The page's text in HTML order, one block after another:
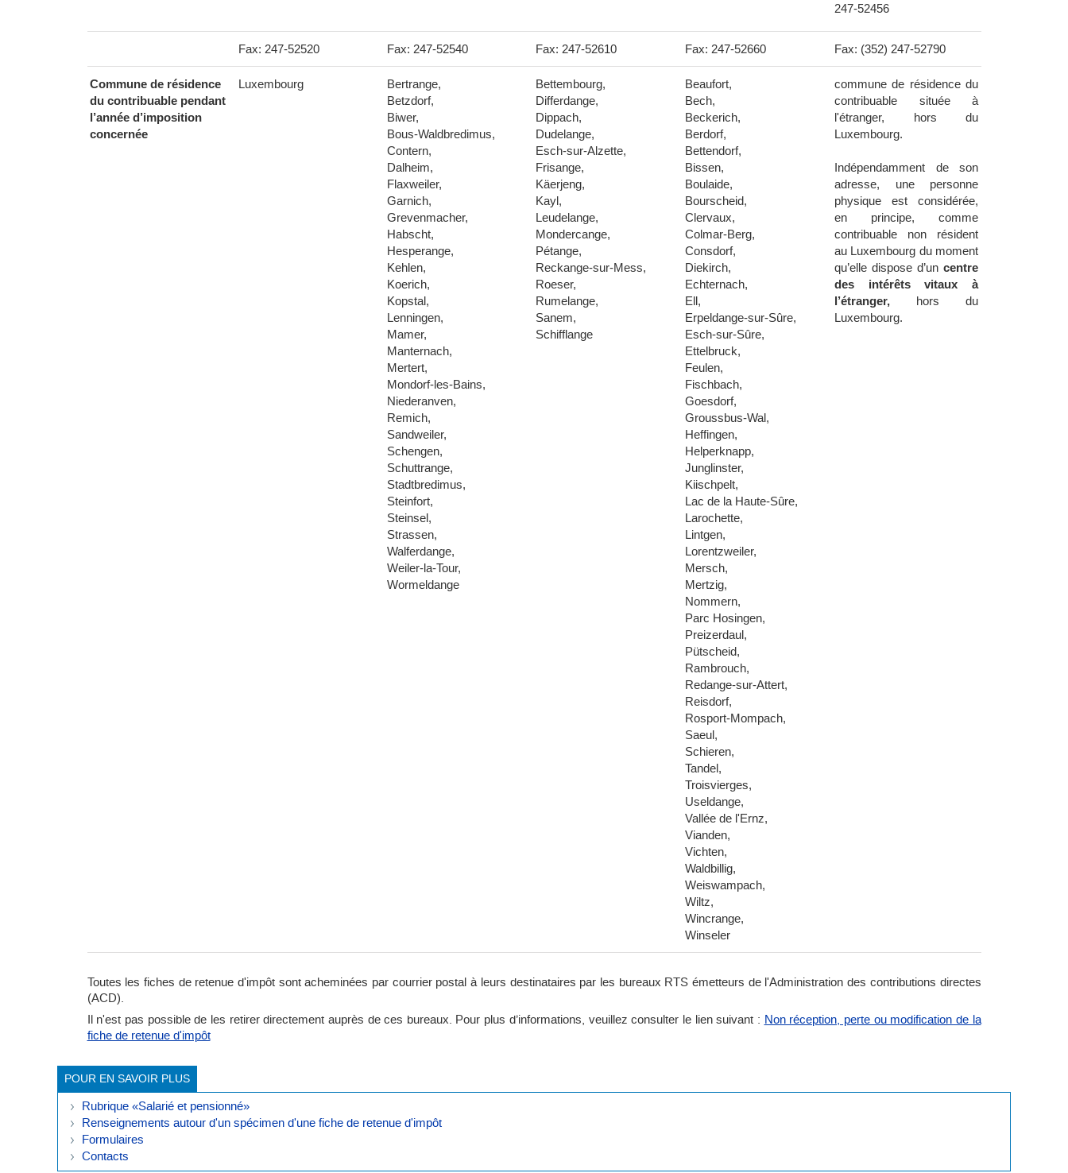
247-52456
Fax: 247-52520 Fax: 247-52540 Fax: 247-52610 Fax: 247-52660 Fax: (352) 247-52790
Commune de résidence
du contribuable pendant
l’année d’imposition
concernée
Luxembourg
Bertrange,
Betzdorf,
Biwer,
Bous-Waldbredimus,
Contern,
Dalheim,
Flaxweiler,
Garnich,
Grevenmacher,
Habscht,
Hesperange,
Kehlen,
Koerich,
Kopstal,
Lenningen,
Mamer,
Manternach,
Mertert,
Mondorf-les-Bains,
Niederanven,
Remich,
Sandweiler,
Schengen,
Schuttrange,
Stadtbredimus,
Steinfort,
Steinsel,
Strassen,
Walferdange,
Weiler-la-Tour,
Wormeldange
Bettembourg,
Differdange,
Dippach,
Dudelange,
Esch-sur-Alzette,
Frisange,
Käerjeng,
Kayl,
Leudelange,
Mondercange,
Pétange,
Reckange-sur-Mess,
Roeser,
Rumelange,
Sanem,
Schifflange
Beaufort,
Bech,
Beckerich,
Berdorf,
Bettendorf,
Bissen,
Boulaide,
Bourscheid,
Clervaux,
Colmar-Berg,
Consdorf,
Diekirch,
Echternach,
Ell,
Erpeldange-sur-Sûre,
Esch-sur-Sûre,
Ettelbruck,
Feulen,
Fischbach,
Goesdorf,
Groussbus-Wal,
Heffingen,
Helperknapp,
Junglinster,
Kiischpelt,
Lac de la Haute-Sûre,
Larochette,
Lintgen,
Lorentzweiler,
Mersch,
Mertzig,
Nommern,
Parc Hosingen,
Preizerdaul,
Pütscheid,
Rambrouch,
Redange-sur-Attert,
Reisdorf,
Rosport-Mompach,
Saeul,
Schieren,
Tandel,
Troisvierges,
Useldange,
Vallée de l'Ernz,
Vianden,
Vichten,
Waldbillig,
Weiswampach,
Wiltz,
Wincrange,
Winseler
commune de résidence du
contribuable située à
l'étranger, hors du
Luxembourg.
Indépendamment de son
adresse, une personne
physique est considérée,
en principe, comme
contribuable non résident
au Luxembourg du moment
qu’elle dispose d’un centre
des intérêts vitaux à
l’étranger, hors du
Luxembourg.
Toutes les fiches de retenue d'impôt sont acheminées par courrier postal à leurs destinataires par les bureaux RTS émetteurs de l'Administration des contributions directes
(ACD).
Il n'est pas possible de les retirer directement auprès de ces bureaux. Pour plus d’informations, veuillez consulter le lien suivant : Non réception, perte ou modification de la
fiche de retenue d'impôt
POUR EN SAVOIR PLUS
Rubrique «Salarié et pensionné»
Renseignements autour d'un spécimen d'une fiche de retenue d'impôt
Formulaires
Contacts